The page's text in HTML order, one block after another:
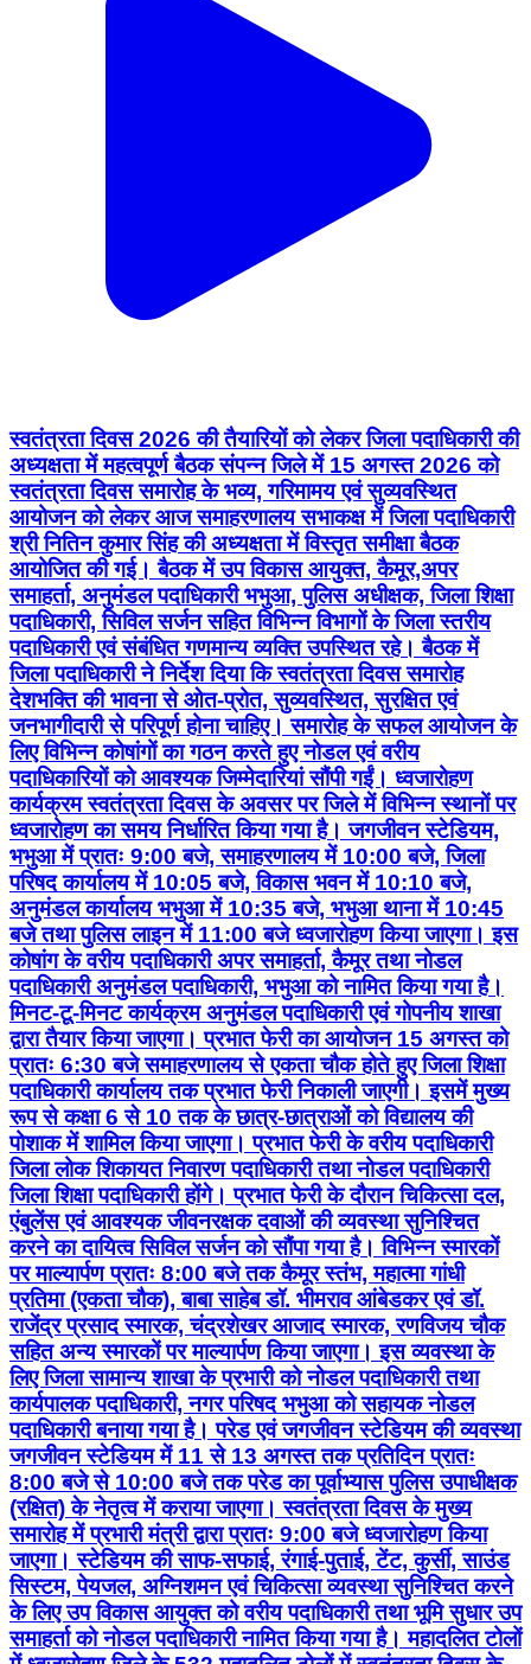
स्वतंत्रता दिवस 2026 की तैयारियों को लेकर जिला पदाधिकारी की
अध्यक्षता में महत्वपूर्ण बैठक संपन्न जिले में 15 अगस्त 2026 को
स्वतंत्रता दिवस समारोह के भव्य, गरिमामय एवं सुव्यवस्थित
आयोजन को लेकर आज समाहरणालय सभाकक्ष में जिला पदाधिकारी
श्री नितिन कुमार सिंह की अध्यक्षता में विस्तृत समीक्षा बैठक
आयोजित की गई। बैठक में उप विकास आयुक्त, कैमूर,अपर
समाहर्ता, अनुमंडल पदाधिकारी भभुआ, पुलिस अधीक्षक, जिला शिक्षा
पदाधिकारी, सिविल सर्जन सहित विभिन्न विभागों के जिला स्तरीय
पदाधिकारी एवं संबंधित गणमान्य व्यक्ति उपस्थित रहे। बैठक में
जिला पदाधिकारी ने निर्देश दिया कि स्वतंत्रता दिवस समारोह
देशभक्ति की भावना से ओत-प्रोत, सुव्यवस्थित, सुरक्षित एवं
जनभागीदारी से परिपूर्ण होना चाहिए। समारोह के सफल आयोजन के
लिए विभिन्न कोषांगों का गठन करते हुए नोडल एवं वरीय
पदाधिकारियों को आवश्यक जिम्मेदारियां सौंपी गईं। ध्वजारोहण
कार्यक्रम स्वतंत्रता दिवस के अवसर पर जिले में विभिन्न स्थानों पर
ध्वजारोहण का समय निर्धारित किया गया है। जगजीवन स्टेडियम,
भभुआ में प्रातः 9:00 बजे, समाहरणालय में 10:00 बजे, जिला
परिषद कार्यालय में 10:05 बजे, विकास भवन में 10:10 बजे,
अनुमंडल कार्यालय भभुआ में 10:35 बजे, भभुआ थाना में 10:45
बजे तथा पुलिस लाइन में 11:00 बजे ध्वजारोहण किया जाएगा। इस
कोषांग के वरीय पदाधिकारी अपर समाहर्ता, कैमूर तथा नोडल
पदाधिकारी अनुमंडल पदाधिकारी, भभुआ को नामित किया गया है।
मिनट-टू-मिनट कार्यक्रम अनुमंडल पदाधिकारी एवं गोपनीय शाखा
द्वारा तैयार किया जाएगा। प्रभात फेरी का आयोजन 15 अगस्त को
प्रातः 6:30 बजे समाहरणालय से एकता चौक होते हुए जिला शिक्षा
पदाधिकारी कार्यालय तक प्रभात फेरी निकाली जाएगी। इसमें मुख्य
रूप से कक्षा 6 से 10 तक के छात्र-छात्राओं को विद्यालय की
पोशाक में शामिल किया जाएगा। प्रभात फेरी के वरीय पदाधिकारी
जिला लोक शिकायत निवारण पदाधिकारी तथा नोडल पदाधिकारी
जिला शिक्षा पदाधिकारी होंगे। प्रभात फेरी के दौरान चिकित्सा दल,
एंबुलेंस एवं आवश्यक जीवनरक्षक दवाओं की व्यवस्था सुनिश्चित
करने का दायित्व सिविल सर्जन को सौंपा गया है। विभिन्न स्मारकों
पर माल्यार्पण प्रातः 8:00 बजे तक कैमूर स्तंभ, महात्मा गांधी
प्रतिमा (एकता चौक), बाबा साहेब डॉ. भीमराव आंबेडकर एवं डॉ.
राजेंद्र प्रसाद स्मारक, चंद्रशेखर आजाद स्मारक, रणविजय चौक
सहित अन्य स्मारकों पर माल्यार्पण किया जाएगा। इस व्यवस्था के
लिए जिला सामान्य शाखा के प्रभारी को नोडल पदाधिकारी तथा
कार्यपालक पदाधिकारी, नगर परिषद भभुआ को सहायक नोडल
पदाधिकारी बनाया गया है। परेड एवं जगजीवन स्टेडियम की व्यवस्था
जगजीवन स्टेडियम में 11 से 13 अगस्त तक प्रतिदिन प्रातः
8:00 बजे से 10:00 बजे तक परेड का पूर्वाभ्यास पुलिस उपाधीक्षक
(रक्षित) के नेतृत्व में कराया जाएगा। स्वतंत्रता दिवस के मुख्य
समारोह में प्रभारी मंत्री द्वारा प्रातः 9:00 बजे ध्वजारोहण किया
जाएगा। स्टेडियम की साफ-सफाई, रंगाई-पुताई, टेंट, कुर्सी, साउंड
सिस्टम, पेयजल, अग्निशमन एवं चिकित्सा व्यवस्था सुनिश्चित करने
के लिए उप विकास आयुक्त को वरीय पदाधिकारी तथा भूमि सुधार उप
समाहर्ता को नोडल पदाधिकारी नामित किया गया है। महादलित टोलों